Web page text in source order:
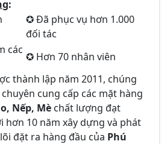
:
✪ Đã phục vụ hơn 1.000
đối tác
các
✪ Hơn 70 nhân viên
thành lập năm 2011, chúng
cung cấp các mặt hàng
Nếp, Mè chất lượng đạt
hơn 10 năm xây dựng và phát
đặt ra hàng đầu của Phú